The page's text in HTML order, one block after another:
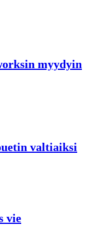
myydyin
valtiaiksi
vie